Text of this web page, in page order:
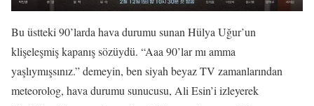
Bu üstteki 90’larda hava durumu sunan Hülya Uğur’un
klişeleşmiş kapanış sözüydü. “Aaa 90’lar mı amma
yaşlıymışsınız.” demeyin, ben siyah beyaz TV zamanlarından
meteorolog, hava durumu sunucusu, Ali Esin’i izleyerek